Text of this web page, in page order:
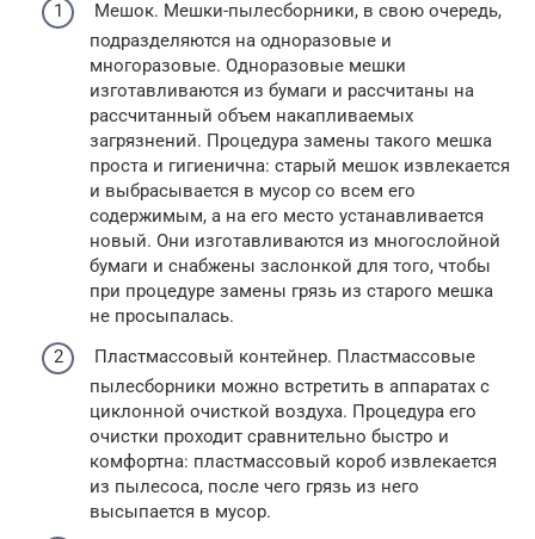
Мешок. Мешки-пылесборники, в свою очередь,
подразделяются на одноразовые и
многоразовые. Одноразовые мешки
изготавливаются из бумаги и рассчитаны на
рассчитанный объем накапливаемых
загрязнений. Процедура замены такого мешка
проста и гигиенична: старый мешок извлекается
и выбрасывается в мусор со всем его
содержимым, а на его место устанавливается
новый. Они изготавливаются из многослойной
бумаги и снабжены заслонкой для того, чтобы
при процедуре замены грязь из старого мешка
не просыпалась.
Пластмассовый контейнер. Пластмассовые
пылесборники можно встретить в аппаратах с
циклонной очисткой воздуха. Процедура его
очистки проходит сравнительно быстро и
комфортна: пластмассовый короб извлекается
из пылесоса, после чего грязь из него
высыпается в мусор.